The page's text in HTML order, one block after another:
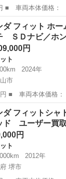
： フィットハイ
パッケージ 社外
フィット
ダ フィット ホ
ＳＤナビ／ホ
円
ト
2024年
市
名： フィット
ＳＤナビ／ホン
フィット
ダ フィットシャ
ド ユーザー
円
ト
2012年
堺市